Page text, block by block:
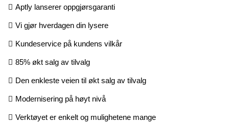
Aptly lanserer oppgjørsgaranti
Vi gjør hverdagen din lysere
Kundeservice på kundens vilkår
85% økt salg av tilvalg
Den enkleste veien til økt salg av tilvalg
Modernisering på høyt nivå
Verktøyet er enkelt og mulighetene mange